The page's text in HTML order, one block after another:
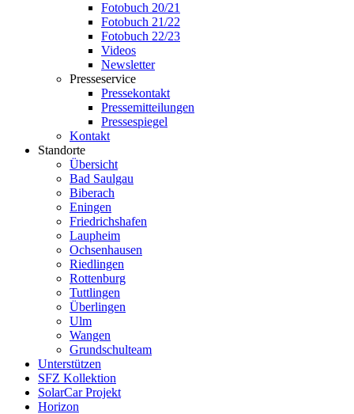
Fotobuch 20/21
Fotobuch 21/22
Fotobuch 22/23
Videos
Newsletter
Presseservice
Pressekontakt
Pressemitteilungen
Pressespiegel
Kontakt
Standorte
Übersicht
Bad Saulgau
Biberach
Eningen
Friedrichshafen
Laupheim
Ochsenhausen
Riedlingen
Rottenburg
Tuttlingen
Überlingen
Ulm
Wangen
Grundschulteam
Unterstützen
SFZ Kollektion
SolarCar Projekt
Horizon